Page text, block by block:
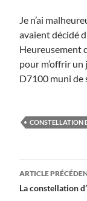
Je n’ai
avaient décidé
Heureusement
pour m’offrir un
D7100 muni de
CONSTELLATION
des
ARTICLE
La constellation